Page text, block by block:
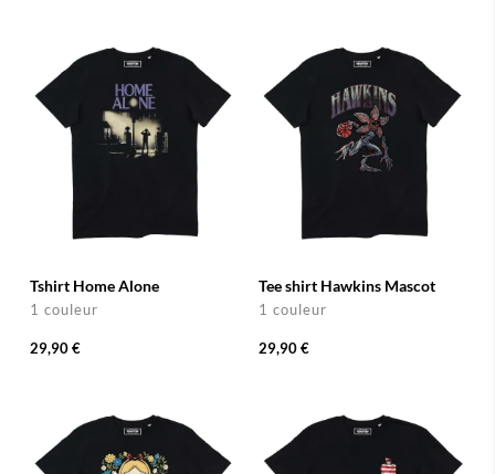
Tshirt Home Alone
1 couleur
29,90 €
Tee shirt Hawkins Mascot
1 couleur
29,90 €